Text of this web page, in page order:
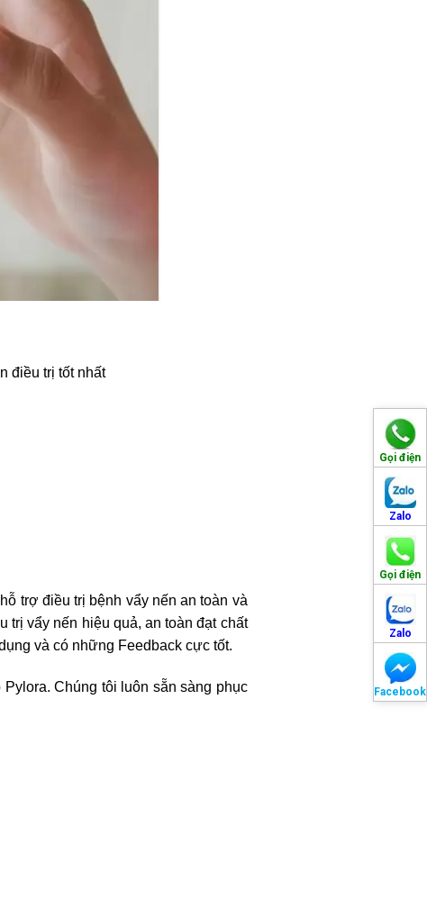
Gọi điện
Zalo
Gọi điện
Zalo
Facebook
điều trị tốt nhất
trợ điều trị bệnh vẩy nến an toàn và
vẩy nến hiệu quả, an toàn đạt chất
và có những Feedback cực tốt.
Chúng tôi luôn sẵn sàng phục